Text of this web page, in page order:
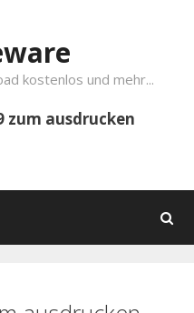
kostenlos und mehr...
zum ausdrucken
Suchen